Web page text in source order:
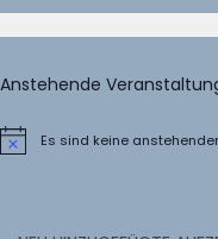
Anstehende
HinweisEs sind keine